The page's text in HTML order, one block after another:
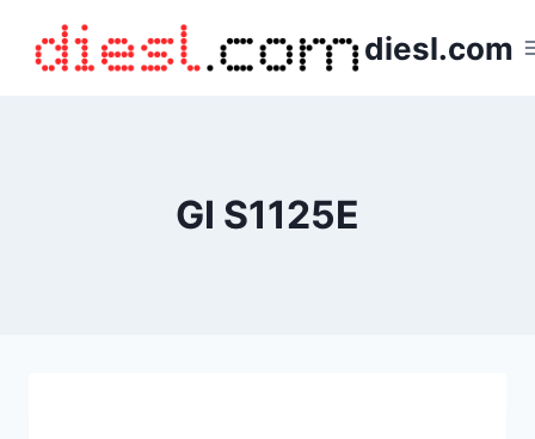
contenido
diesl.com
GI S1125E